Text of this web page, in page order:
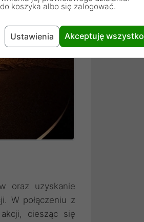
oraz uzyskanie
W połączeniu z
ciesząc się
koszyka albo się zalogować.
Ustawienia Akceptuję wszystko